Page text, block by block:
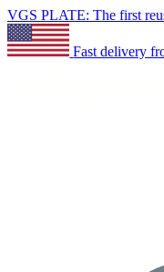
VGS PLATE: The first
Fast delivery